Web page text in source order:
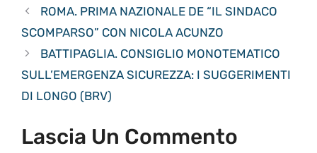
ROMA. PRIMA NAZIONALE DE “IL SINDACO
SCOMPARSO” CON NICOLA ACUNZO
BATTIPAGLIA. CONSIGLIO MONOTEMATICO
SULL’EMERGENZA SICUREZZA: I SUGGERIMENTI
DI LONGO (BRV)
Lascia Un Commento